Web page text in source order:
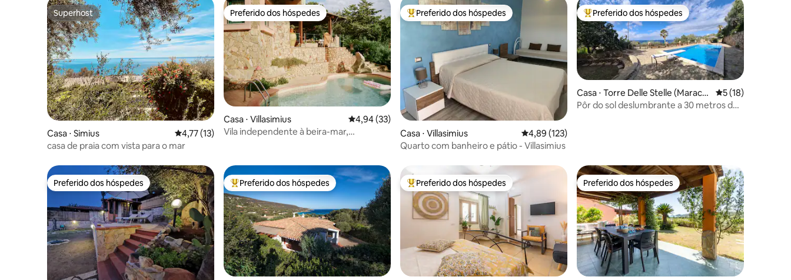
Superhost
Superhost
Casa ⋅ Simius 4,77 de uma avaliação média de 5, 13 avaliações
4,77 (13)
casa de praia com vista para o mar
Preferido dos hóspedes
Preferido dos hóspedes
Casa ⋅ Villasimius 4,94 de uma avaliação média de 5, 33 avaliações
4,94 (33)
Vila independente à beira-mar,
Entre os melhores preferidos dos hóspedes
Preferido dos hóspedes
Casa ⋅ Villasimius 4,89 de uma avaliação média de 5, 123 avaliações
4,89 (123)
Quarto com banheiro e pátio - Villasimius
Entre os melhores preferidos dos hóspedes
Preferido dos hóspedes
Casa ⋅ Torre Delle Stelle (Maracal
agonis)
5 de uma
5 (18)
Pôr do sol deslumbrante a 30 metros do
Preferido dos hóspedes
Preferido dos hóspedes Entre os melhores preferidos dos hóspedes
Preferido dos hóspedes Entre os melhores preferidos dos hóspedes
Preferido dos hóspedes Preferido dos hóspedes
Preferido dos hóspedes